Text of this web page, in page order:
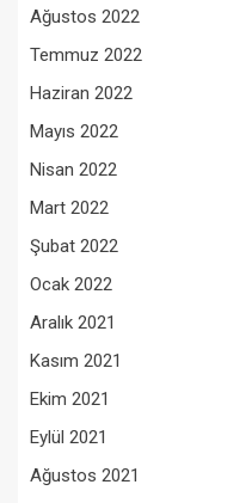
Ağustos 2022
Temmuz 2022
Haziran 2022
Mayıs 2022
Nisan 2022
Mart 2022
Şubat 2022
Ocak 2022
Aralık 2021
Kasım 2021
Ekim 2021
Eylül 2021
Ağustos 2021